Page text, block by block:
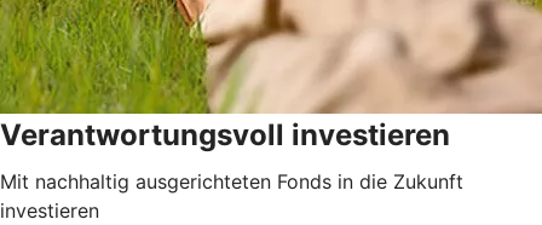
Verantwortungsvoll investieren
Mit nachhaltig ausgerichteten Fonds in die Zukunft
investieren